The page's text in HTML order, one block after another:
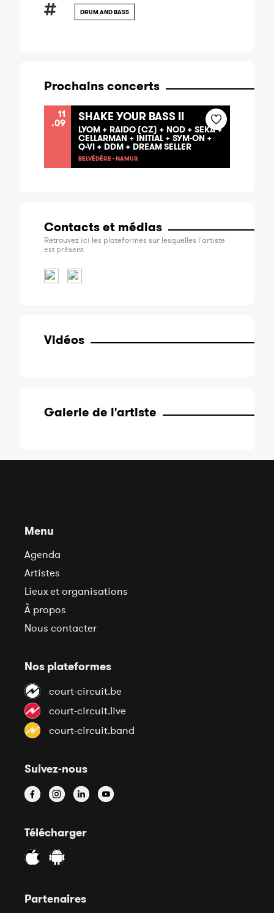
DRUM AND BASS
Prochains concerts
11
.09 SHAKE YOUR BASS II
LYOM + RAIDO (CZ) + NOD + SEKA +
CELLARMAN + INITIAL + SYM-ON +
Q-VI + DDM + DREAM SELLER
BELVÉDÈRE - NAMUR
Contacts et médias
Retrouvez ici les plateformes sur lesquelles l'artiste
est présent.
Vidéos
Galerie de l'artiste
Menu
Agenda
Artistes
Lieux et organisations
À propos
Nous contacter
Nos plateformes
court-circuit.be
court-circuit.live
court-circuit.band
Suivez-nous
Télécharger
Partenaires